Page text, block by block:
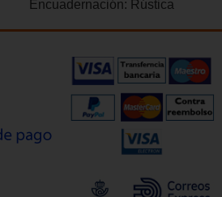
Encuadernación: Rústica